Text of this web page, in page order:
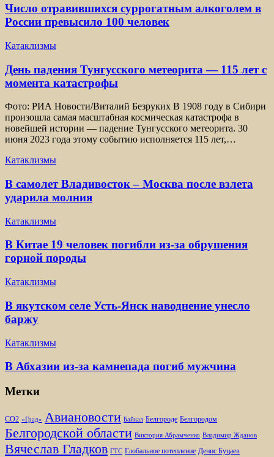
Число отравившихся суррогатным алкоголем в
России превысило 100 человек
Катаклизмы
День падения Тунгусского метеорита — 115 лет с
момента катастрофы
Фото: РИА Новости/Виталий Безруких В 1908 году в Сибири
произошла самая масштабная космическая катастрофа в
новейшей истории — падение Тунгусского метеорита. 30
июня 2023 года этому событию исполняется 115 лет,…
Катаклизмы
В самолет Владивосток – Москва после взлета
ударила молния
Катаклизмы
В Китае 19 человек погибли из-за обрушения
горной породы
Катаклизмы
В якутском селе Усть-Янск наводнение унесло
баржу
Катаклизмы
В Абхазии из-за камнепада погиб мужчина
Метки
CO2 «Град» Авиановости Байкал Белгороде Белгородом
Белгородской области Виктория Абрамченко Владимир Жданов
Вячеслав Гладков ГТС Глобальное потепление Денис Буцаев